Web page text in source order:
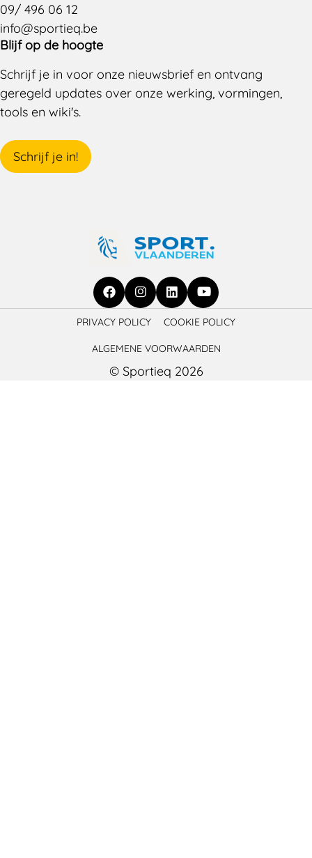
09/ 496 06 12
info@sportieq.be
Blijf op de hoogte
Schrijf je in voor onze nieuwsbrief en ontvang
geregeld updates over onze werking, vormingen,
tools en wiki's.
Schrijf je in!
Ga
Facebook
Ga
Instagram
Ga
LinkedIn
Ga
YouTube
PRIVACY POLICY COOKIE POLICY
ALGEMENE VOORWAARDEN
© Sportieq 2026